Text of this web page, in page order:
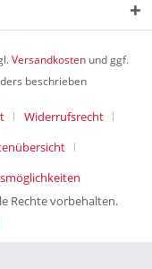
Versandkosten und ggf.
beschrieben
Widerrufsrecht
Rechte vorbehalten.